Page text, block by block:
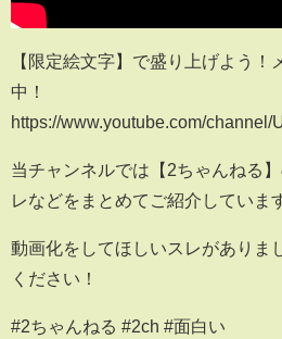
【限定絵文字】で盛り上げよう！
中！
https://www.youtube.com/
当チャンネルでは【2ちゃんねる
レなどをまとめてご紹介していま
動画化をしてほしいスレがありま
ください！
#2ちゃんねる #2ch #面白い